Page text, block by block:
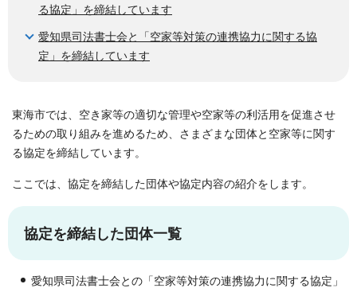
る協定」を締結しています
愛知県司法書士会と「空家等対策の連携協力に関する協
定」を締結しています
東海市では、空き家等の適切な管理や空家等の利活用を促進させ
るための取り組みを進めるため、さまざまな団体と空家等に関す
る協定を締結しています。
ここでは、協定を締結した団体や協定内容の紹介をします。
協定を締結した団体一覧
愛知県司法書士会との「空家等対策の連携協力に関する協定」